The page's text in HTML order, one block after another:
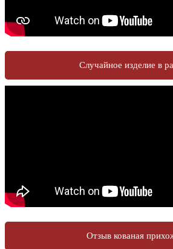
Случайное изделие в
Отзыв кованая